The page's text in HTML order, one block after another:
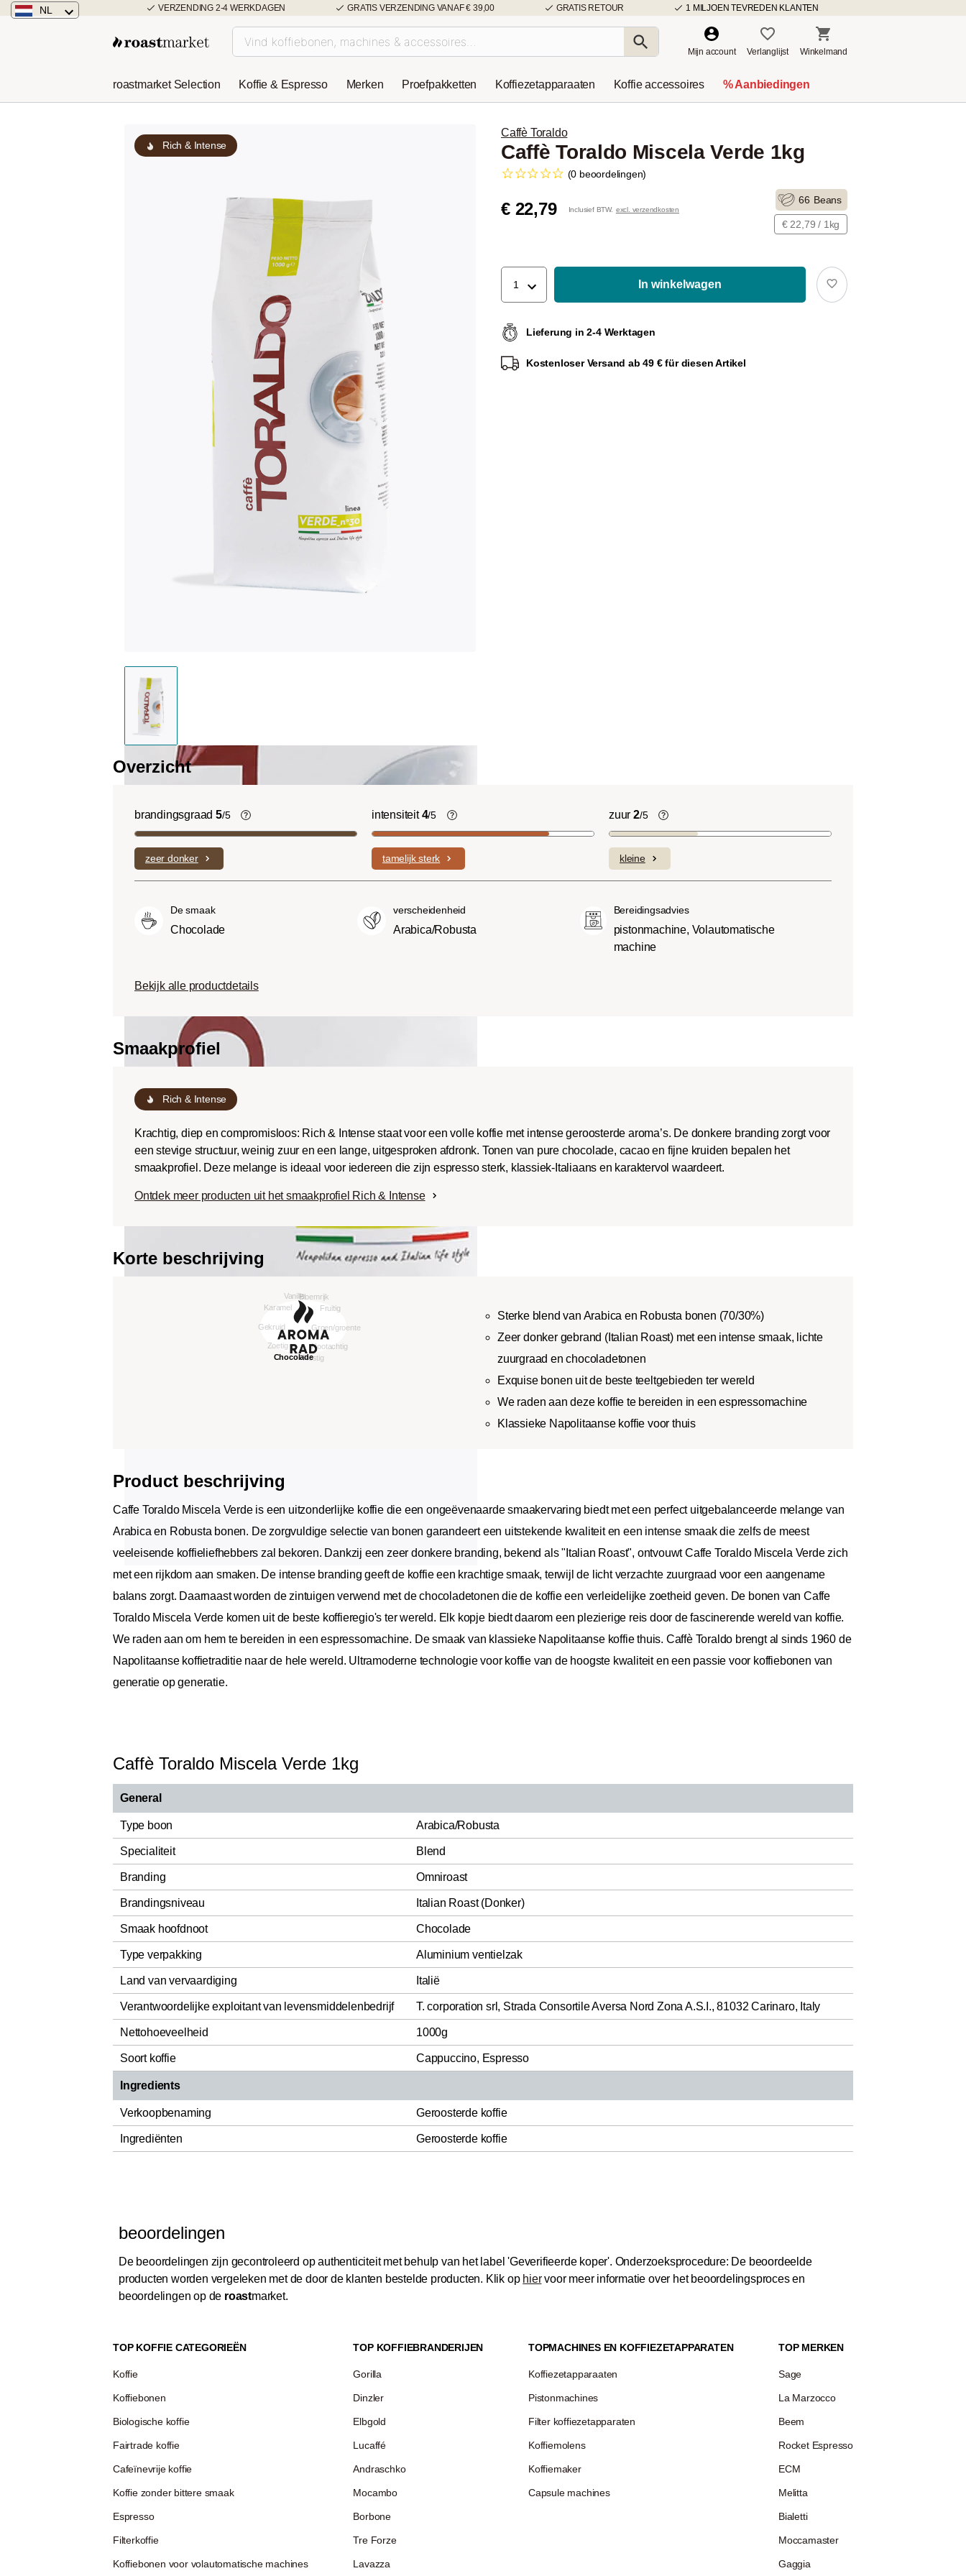
VERZENDING 2-4 WERKDAGEN GRATIS VERZENDING VANAF € 39,00 GRATIS RETOUR 1 MILJOEN TEVREDEN KLANTEN
NL
Österreich
Mijn account Verlanglijst Winkelmand
roastmarket Selection Koffie & Espresso Merken Proefpakketten Koffiezetapparaaten Koffie accessoires % Aanbiedingen
Rich & Intense
Caffè Toraldo
Caffè Toraldo Miscela Verde 1kg
(0 beoordelingen)
€ 22,79 Inclusief BTW. excl. verzendkosten
66 Beans
€ 22,79 / 1kg
1 In winkelwagen
Lieferung in 2-4 Werktagen
Kostenloser Versand ab 49 € für diesen Artikel
Overzicht
brandingsgraad 5/5
Light roast (licht Cinnamon Roast):
Uitgesproken fruitige smaken en
complexe zuren domineren met een
Medium roast (American of City
Iets zoeter en minder zuur dan
Chocoladezoete body met uitgesproken
een lage zuurgraad.
zeer donker
intensiteit4/5
De individuele smaken van de gebruikte
bonen bepalen de intensiteit van een
variëteit, die licht en delicaat (1) of
smaken.
tamelijk sterk
zuur 2/5
Koffiebonen bevatten, net als veel ander
van verschillende factoren, zoals het
herkomst en vooral het brandproces.
kleine
De smaak
Chocolade
verscheidenheid
Arabica/Robusta
Bereidingsadvies
pistonmachine, Volautomatische
machine
Bekijk alle productdetails
Smaakprofiel
Rich & Intense
Krachtig, diep en compromisloos: Rich & Intense staat voor een volle koffie met intense geroosterde aroma’s. De donkere branding zorgt voor
een stevige structuur, weinig zuur en een lange, uitgesproken afdronk. Tonen van pure chocolade, cacao en fijne kruiden bepalen het
smaakprofiel. Deze melange is ideaal voor iedereen die zijn espresso sterk, klassiek-Italiaans en karaktervol waardeert.
Ontdek meer producten uit het smaakprofiel Rich & Intense
Korte beschrijving
Sterke blend van Arabica en Robusta bonen (70/30%)
Zeer donker gebrand (Italian Roast) met een intense smaak, lichte
zuurgraad en chocoladetonen
Exquise bonen uit de beste teeltgebieden ter wereld
We raden aan deze koffie te bereiden in een espressomachine
Klassieke Napolitaanse koffie voor thuis
Product beschrijving
Caffe Toraldo Miscela Verde is een uitzonderlijke koffie die een ongeëvenaarde smaakervaring biedt met een perfect uitgebalanceerde melange van
Arabica en Robusta bonen. De zorgvuldige selectie van bonen garandeert een uitstekende kwaliteit en een intense smaak die zelfs de meest
veeleisende koffieliefhebbers zal bekoren. Dankzij een zeer donkere branding, bekend als "Italian Roast", ontvouwt Caffe Toraldo Miscela Verde zich
met een rijkdom aan smaken. De intense branding geeft de koffie een krachtige smaak, terwijl de licht verzachte zuurgraad voor een aangename
balans zorgt. Daarnaast worden de zintuigen verwend met de chocoladetonen die de koffie een verleidelijke zoetheid geven. De bonen van Caffe
Toraldo Miscela Verde komen uit de beste koffieregio's ter wereld. Elk kopje biedt daarom een plezierige reis door de fascinerende wereld van koffie.
We raden aan om hem te bereiden in een espressomachine. De smaak van klassieke Napolitaanse koffie thuis. Caffè Toraldo brengt al sinds 1960 de
Napolitaanse koffietraditie naar de hele wereld. Ultramoderne technologie voor koffie van de hoogste kwaliteit en een passie voor koffiebonen van
generatie op generatie.
Caffè Toraldo Miscela Verde 1kg
General
Type boon Arabica/Robusta
Specialiteit Blend
Branding Omniroast
Brandingsniveau Italian Roast (Donker)
Smaak hoofdnoot Chocolade
Type verpakking Aluminium ventielzak
Land van vervaardiging Italië
Verantwoordelijke exploitant van levensmiddelenbedrijf T. corporation srl, Strada Consortile Aversa Nord Zona A.S.I., 81032 Carinaro, Italy
Nettohoeveelheid 1000g
Soort koffie Cappuccino, Espresso
Ingredients
Verkoopbenaming Geroosterde koffie
Ingrediënten Geroosterde koffie
beoordelingen
De beoordelingen zijn gecontroleerd op authenticiteit met behulp van het label 'Geverifieerde koper'. Onderzoeksprocedure: De beoordeelde
producten worden vergeleken met de door de klanten bestelde producten. Klik op hiervoor meer informatie over het beoordelingsproces en
beoordelingen op de roastmarket.
TOP KOFFIE CATEGORIEËN
Koffie
Koffiebonen
Biologische koffie
Fairtrade koffie
Cafeïnevrije koffie
Koffie zonder bittere smaak
Espresso
Filterkoffie
Koffiebonen voor volautomatische machines
TOP KOFFIEBRANDERIJEN
Gorilla
Dinzler
Elbgold
Lucaffé
Andraschko
Mocambo
Borbone
Tre Forze
Lavazza
TOPMACHINES EN KOFFIEZETAPPARATEN
Koffiezetapparaaten
Pistonmachines
Filter koffiezetapparaten
Koffiemolens
Koffiemaker
Capsule machines
TOP MERKEN
Sage
La Marzocco
Beem
Rocket Espresso
ECM
Melitta
Bialetti
Moccamaster
Gaggia